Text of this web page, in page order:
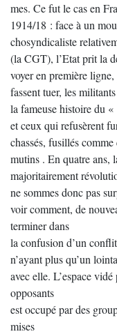
mes. Ce fut le cas en
1914/18 : face à un
chosyndicaliste
(la CGT), l’Etat prit la
voyer en première ligne,
fassent tuer, les
la fameuse histoire du
et ceux qui refusèrent
chassés, fusillés comme
mutins . En quatre ans,
majoritairement
ne sommes donc pas
voir comment, de
terminer dans
la confusion d’un
n’ayant plus qu’un
avec elle. L’espace
opposants
est occupé par des
mises